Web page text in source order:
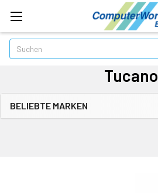
Suchen
Tucano
BELIEBTE MARKEN